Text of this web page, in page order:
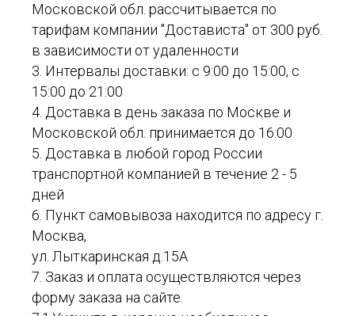
Московской обл. рассчитывается по
тарифам компании "Достависта" от 300 руб.
в зависимости от удаленности
3. Интервалы доставки: с 9:00 до 15:00, с
15:00 до 21:00
4. Доставка в день заказа по Москве и
Московской обл. принимается до 16:00
5. Доставка в любой город России
транспортной компанией в течение 2 - 5
дней
6. Пункт самовывоза находится по адресу г.
Москва,
ул. Лыткаринская д.15А
7. Заказ и оплата осуществляются через
форму заказа на сайте.